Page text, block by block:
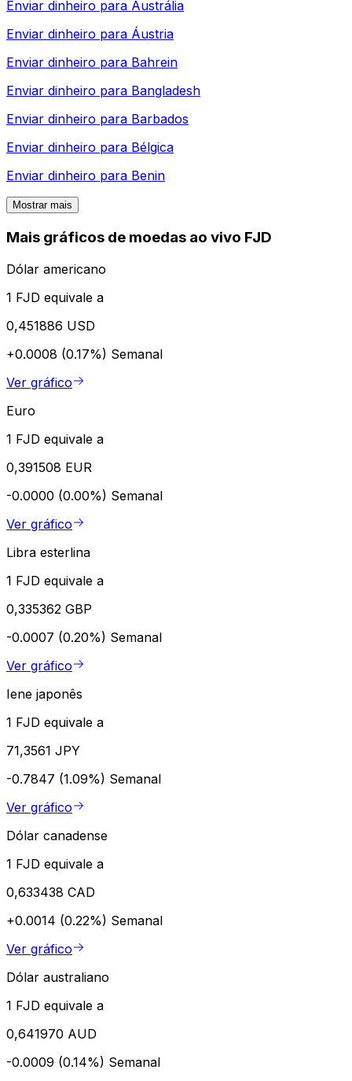
Enviar dinheiro para Austrália
Enviar dinheiro para Áustria
Enviar dinheiro para Bahrein
Enviar dinheiro para Bangladesh
Enviar dinheiro para Barbados
Enviar dinheiro para Bélgica
Enviar dinheiro para Benin
Mostrar mais
Mais gráficos de moedas ao vivo FJD
Dólar americano
1 FJD equivale a
0,451886 USD
+0.0008 (0.17%) Semanal
Ver gráfico
Euro
1 FJD equivale a
0,391508 EUR
-0.0000 (0.00%) Semanal
Ver gráfico
Libra esterlina
1 FJD equivale a
0,335362 GBP
-0.0007 (0.20%) Semanal
Ver gráfico
Iene japonês
1 FJD equivale a
71,3561 JPY
-0.7847 (1.09%) Semanal
Ver gráfico
Dólar canadense
1 FJD equivale a
0,633438 CAD
+0.0014 (0.22%) Semanal
Ver gráfico
Dólar australiano
1 FJD equivale a
0,641970 AUD
-0.0009 (0.14%) Semanal